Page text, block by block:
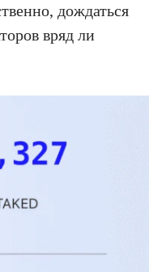
дождаться
вряд ли